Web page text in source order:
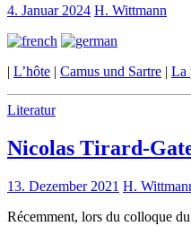
4. Januar 2024 H. Wittmann
| L’hôte | Camus und Sartre | La
Literatur
Nicolas Tirard-
13. Dezember 2021 H.
Récemment, lors du colloque